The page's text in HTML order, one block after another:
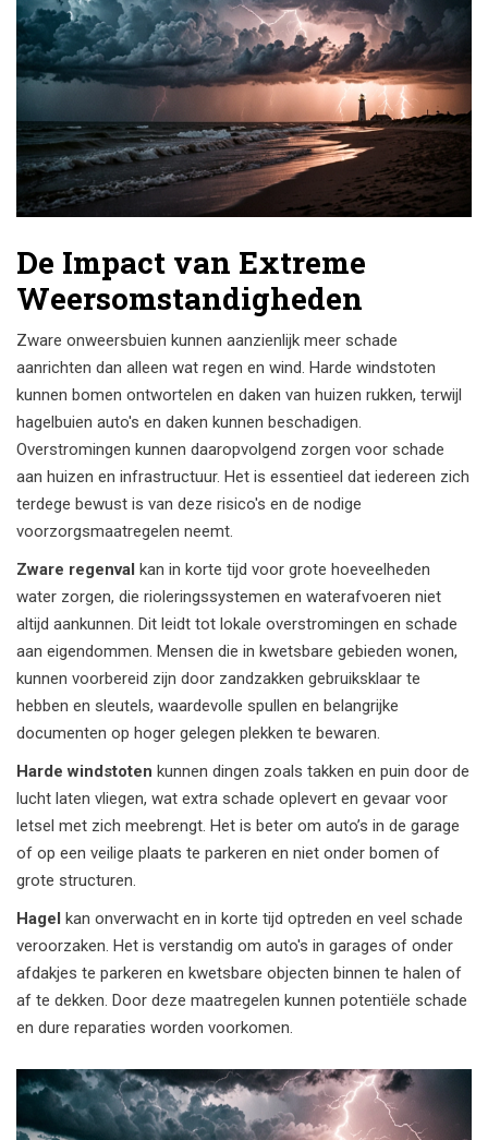
De Impact van Extreme
Weersomstandigheden
Zware onweersbuien kunnen aanzienlijk meer schade
aanrichten dan alleen wat regen en wind. Harde windstoten
kunnen bomen ontwortelen en daken van huizen rukken, terwijl
hagelbuien auto's en daken kunnen beschadigen.
Overstromingen kunnen daaropvolgend zorgen voor schade
aan huizen en infrastructuur. Het is essentieel dat iedereen zich
terdege bewust is van deze risico's en de nodige
voorzorgsmaatregelen neemt.
Zware regenval kan in korte tijd voor grote hoeveelheden
water zorgen, die rioleringssystemen en waterafvoeren niet
altijd aankunnen. Dit leidt tot lokale overstromingen en schade
aan eigendommen. Mensen die in kwetsbare gebieden wonen,
kunnen voorbereid zijn door zandzakken gebruiksklaar te
hebben en sleutels, waardevolle spullen en belangrijke
documenten op hoger gelegen plekken te bewaren.
Harde windstoten kunnen dingen zoals takken en puin door de
lucht laten vliegen, wat extra schade oplevert en gevaar voor
letsel met zich meebrengt. Het is beter om auto’s in de garage
of op een veilige plaats te parkeren en niet onder bomen of
grote structuren.
Hagel kan onverwacht en in korte tijd optreden en veel schade
veroorzaken. Het is verstandig om auto's in garages of onder
afdakjes te parkeren en kwetsbare objecten binnen te halen of
af te dekken. Door deze maatregelen kunnen potentiële schade
en dure reparaties worden voorkomen.